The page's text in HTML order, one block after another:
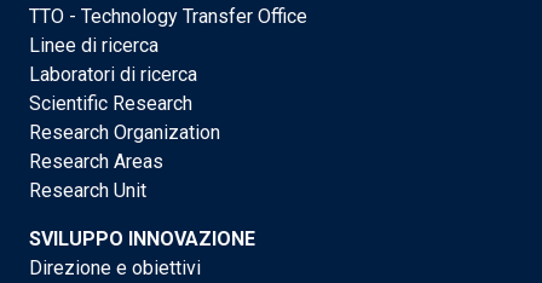
TTO - Technology Transfer Office
Linee di ricerca
Laboratori di ricerca
Scientific Research
Research Organization
Research Areas
Research Unit
SVILUPPO INNOVAZIONE
Direzione e obiettivi